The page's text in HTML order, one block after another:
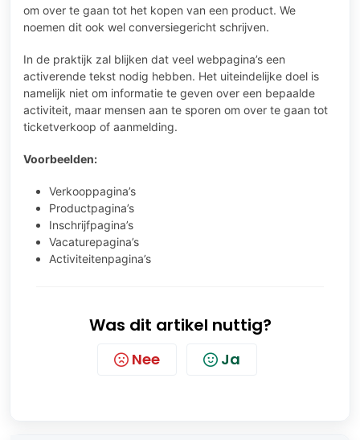
om over te gaan tot het kopen van een product. We
noemen dit ook wel conversiegericht schrijven.
In de praktijk zal blijken dat veel webpagina’s een
activerende tekst nodig hebben. Het uiteindelijke doel is
namelijk niet om informatie te geven over een bepaalde
activiteit, maar mensen aan te sporen om over te gaan tot
ticketverkoop of aanmelding.
Voorbeelden:
Verkooppagina’s
Productpagina’s
Inschrijfpagina’s
Vacaturepagina’s
Activiteitenpagina’s
Was dit artikel nuttig?
Nee Ja